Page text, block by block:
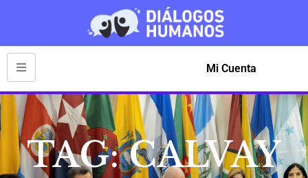
Mi Cuenta
TAG: CALVAY